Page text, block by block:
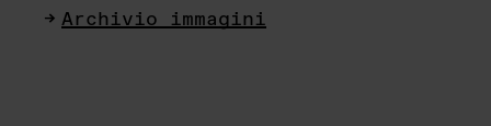
Archivio immagini